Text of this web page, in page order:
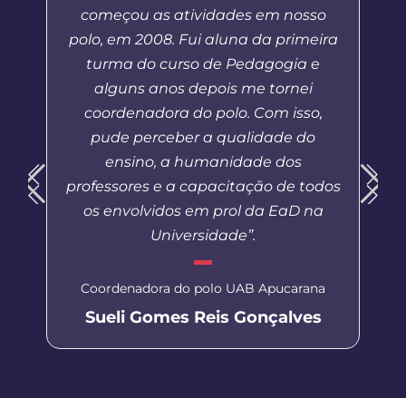
começou as atividades em nosso
polo, em 2008. Fui aluna da primeira
turma do curso de Pedagogia e
alguns anos depois me tornei
coordenadora do polo. Com isso,
pude perceber a qualidade do
ensino, a humanidade dos
professores e a capacitação de todos
os envolvidos em prol da EaD na
Universidade”.
Coordenadora do polo UAB Apucarana
Sueli Gomes Reis Gonçalves